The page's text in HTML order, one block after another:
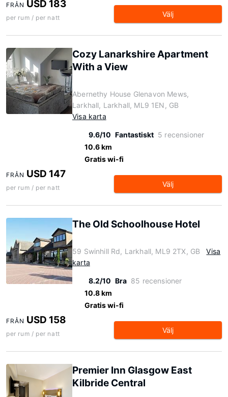
FRÅN USD 183
per rum / per natt Välj
Cozy Lanarkshire Apartment
With a View
Abernethy House Glenavon Mews,
Larkhall, Larkhall, ML9 1EN, GB
Visa karta
9.6/10 Fantastiskt 5 recensioner
10.6 km
Gratis wi-fi
FRÅN USD 147
per rum / per natt Välj
The Old Schoolhouse Hotel
59 Swinhill Rd, Larkhall, ML9 2TX, GB
Visa
karta
8.2/10 Bra 85 recensioner
10.8 km
Gratis wi-fi
FRÅN USD 158
per rum / per natt Välj
Premier Inn Glasgow East
Kilbride Central